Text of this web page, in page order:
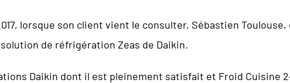
lorsque son client vient le consulter, Sébastien
de réfrigération Zeas de Daikin.
Daikin dont il est pleinement satisfait et Froid Cuisine